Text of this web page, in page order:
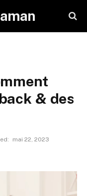
& des
mai 22, 2023